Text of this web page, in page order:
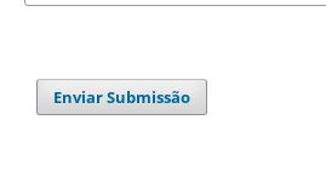
Enviar Submissão